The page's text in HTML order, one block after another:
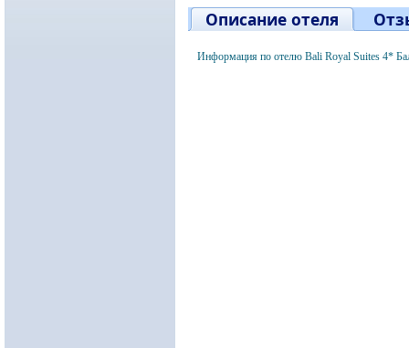
Описание отеля
Информация по отелю Bali Royal Suites 4*